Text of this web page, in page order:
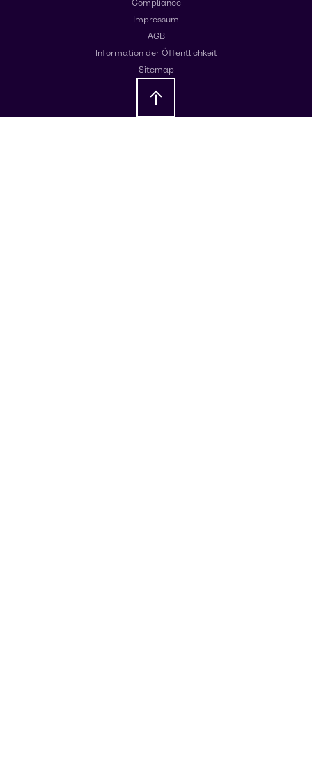
Compliance
Impressum
AGB
Information der Öffentlichkeit
Sitemap